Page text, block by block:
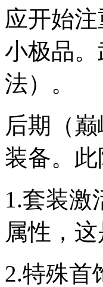
应开始
小极品
法）。
后期（
装备。
1.套装激
属性，这
2.特殊首